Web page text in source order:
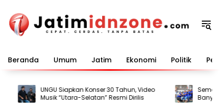
konten
Beranda Umum Jatim Ekonomi Politik
UNGU Siapkan Konser 30 Tahun, Video
Musik “Utara-Selatan” Resmi Dirilis
Semarak
bagi